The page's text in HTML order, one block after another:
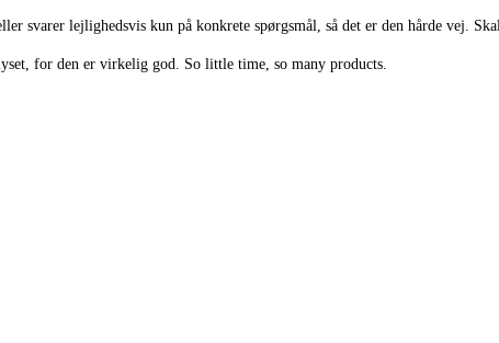
svarer lejlighedsvis kun på konkrete spørgsmål, så det er den hårde vej.
for den er virkelig god. So little time, so many products.